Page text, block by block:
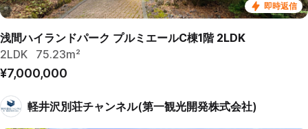
即時返信
浅間ハイランドパーク プルミエールC棟1階 2LDK
2LDK
75.23m²
¥7,000,000
軽井沢別荘チャンネル(第一観光開発株式会社)